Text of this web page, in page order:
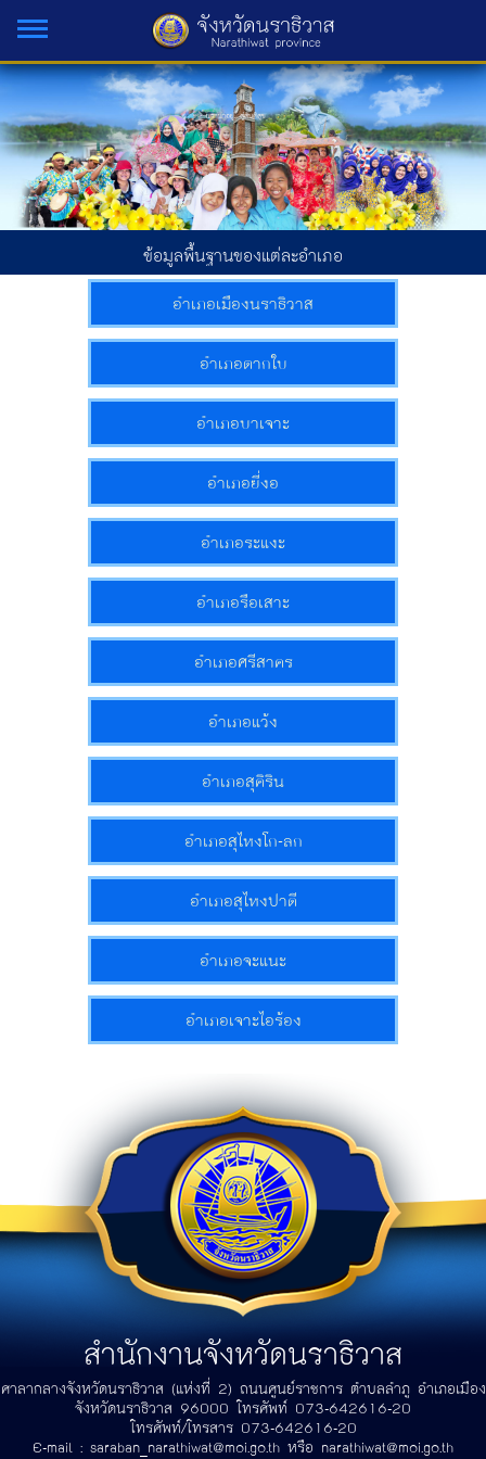
ข้อมูลพื้นฐานของแต่ละอำเภอ
อำเภอเมืองนราธิวาส
อำเภอตากใบ
อำเภอบาเจาะ
อำเภอยี่งอ
อำเภอระแงะ
อำเภอรือเสาะ
อำเภอศรีสาคร
อำเภอแว้ง
อำเภอสุคิริน
อำเภอสุไหงโก-ลก
อำเภอสุไหงปาดี
อำเภอจะแนะ
อำเภอเจาะไอร้อง
สำนักงานจังหวัดนราธิวาส
ศาลากลางจังหวัดนราธิวาส (แห่งที่ 2) ถนนศูนย์ราชการ ตำบลลำภู อำเภอเมือง
จังหวัดนราธิวาส 96000 โทรศัพท์ 073-642616-20
โทรศัพท์/โทรสาร 073-642616-20
E-mail : saraban_narathiwat@moi.go.th หรือ narathiwat@moi.go.th